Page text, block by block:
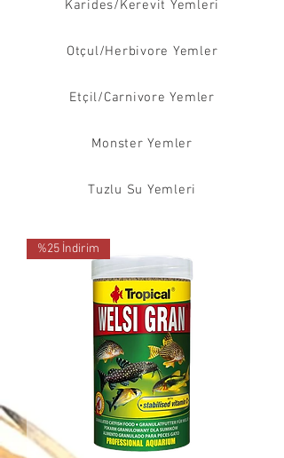
Karides/Kerevit Yemleri
Otçul/Herbivore Yemler
Etçil/Carnivore Yemler
Monster Yemler
Tuzlu Su Yemleri
%25 İndirim